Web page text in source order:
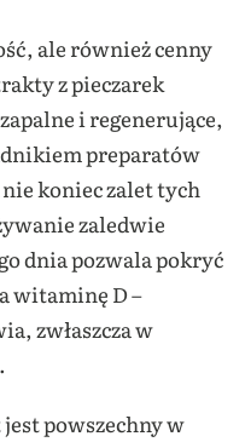
ale również cenny
z pieczarek
i regenerujące,
preparatów
koniec zalet tych
zaledwie
dnia pozwala pokryć
witaminę D –
zwłaszcza w
powszechny w